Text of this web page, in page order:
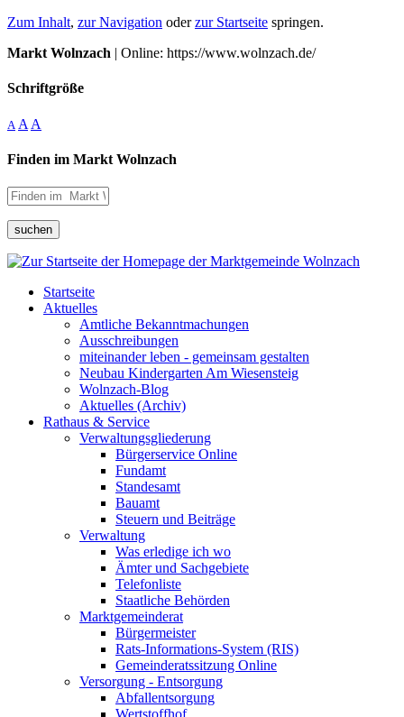
Zum Inhalt, zur Navigation oderzur Startseite springen.
Markt Wolnzach | Online: https://www.wolnzach.de/
Schriftgröße
A A A
Finden im Markt Wolnzach
suchen
Startseite
Aktuelles
Amtliche Bekanntmachungen
Ausschreibungen
miteinander leben - gemeinsam gestalten
Neubau Kindergarten Am Wiesensteig
Wolnzach-Blog
Aktuelles (Archiv)
Rathaus & Service
Verwaltungsgliederung
Bürgerservice Online
Fundamt
Standesamt
Bauamt
Steuern und Beiträge
Verwaltung
Was erledige ich wo
Ämter und Sachgebiete
Telefonliste
Staatliche Behörden
Marktgemeinderat
Bürgermeister
Rats-Informations-System (RIS)
Gemeinderatssitzung Online
Versorgung - Entsorgung
Abfallentsorgung
Wertstoffhof